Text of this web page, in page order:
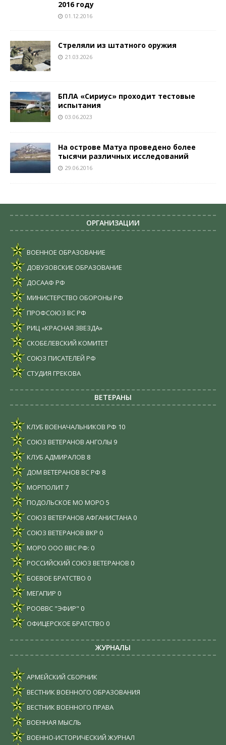
2016 году
01.12.2016
Стреляли из штатного оружия
21.03.2026
БПЛА «Сириус» проходит тестовые
испытания
03.06.2023
На острове Матуа проведено более
тысячи различных исследований
29.06.2016
ОРГАНИЗАЦИИ
ВОЕННОЕ ОБРАЗОВАНИЕ
ДОВУЗОВСКИЕ ОБРАЗОВАНИЕ
ДОСААФ РФ
МИНИСТЕРСТВО ОБОРОНЫ РФ
ПРОФСОЮЗ ВС РФ
РИЦ «КРАСНАЯ ЗВЕЗДА»
СКОБЕЛЕВСКИЙ КОМИТЕТ
СОЮЗ ПИСАТЕЛЕЙ РФ
СТУДИЯ ГРЕКОВА
ВЕТЕРАНЫ
КЛУБ ВОЕНАЧАЛЬНИКОВ РФ 10
СОЮЗ ВЕТЕРАНОВ АНГОЛЫ 9
КЛУБ АДМИРАЛОВ 8
ДОМ ВЕТЕРАНОВ ВС РФ 8
МОРПОЛИТ7
ПОДОЛЬСКОЕ МО МОРО 5
СОЮЗ ВЕТЕРАНОВ АФГАНИСТАНА 0
СОЮЗ ВЕТЕРАНОВ ВКР 0
МОРО ООО ВВС РФ: 0
РОССИЙСКИЙ СОЮЗ ВЕТЕРАНОВ 0
БОЕВОЕ БРАТСТВО 0
МЕГАПИР 0
РООВВС "ЭФИР" 0
ОФИЦЕРСКОЕ БРАТСТВО 0
ЖУРНАЛЫ
АРМЕЙСКИЙ СБОРНИК
ВЕСТНИК ВОЕННОГО ОБРАЗОВАНИЯ
ВЕСТНИК ВОЕННОГО ПРАВА
ВОЕННАЯ МЫСЛЬ
ВОЕННО-ИСТОРИЧЕСКИЙ ЖУРНАЛ